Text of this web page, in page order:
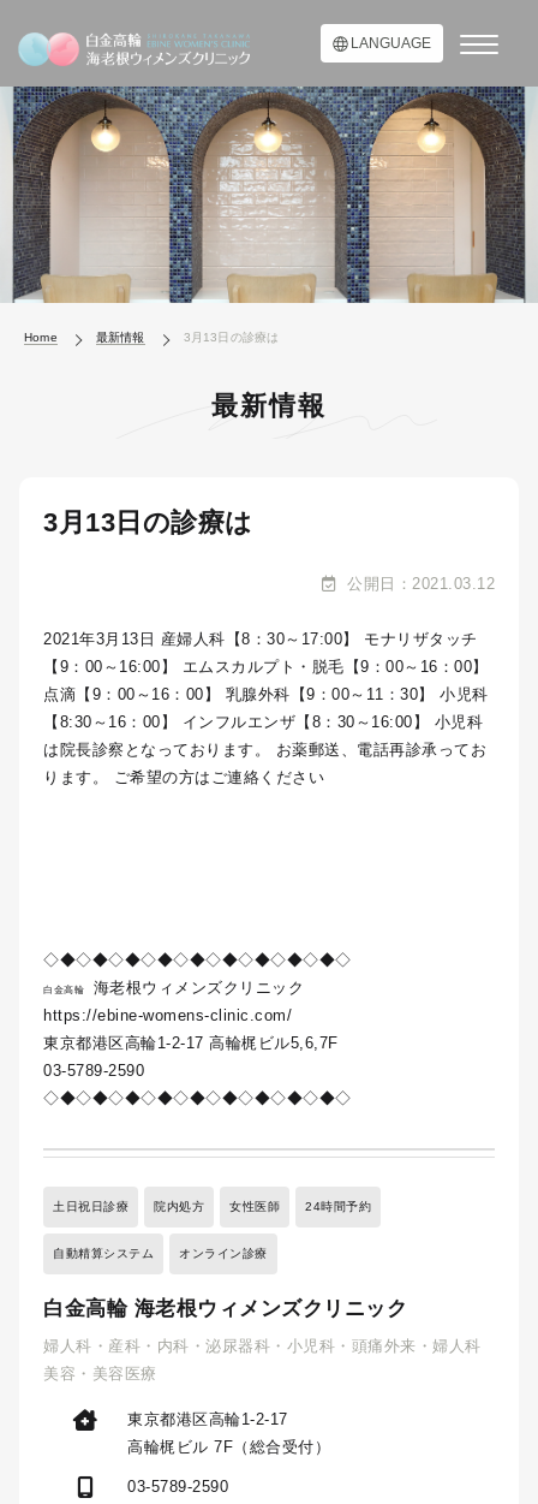
LANGUAGE
Home 最新情報 3月13日の診療は
最新情報
3月13日の診療は
公開日：2021.03.12
2021年3月13日 産婦人科【8：30～17:00】 モナリザタッチ
【9：00～16:00】 エムスカルプト・脱毛【9：00～16：00】
点滴【9：00～16：00】 乳腺外科【9：00～11：30】 小児科
【8:30～16：00】 インフルエンザ【8：30～16:00】 小児科
は院長診察となっております。 お薬郵送、電話再診承ってお
ります。 ご希望の方はご連絡ください
◇◆◇◆◇◆◇◆◇◆◇◆◇◆◇◆◇◆◇
白金高輪
海老根ウィメンズクリニック
https://ebine-womens-clinic.com/
東京都港区高輪1-2-17 高輪梶ビル5,6,7F
03-5789-2590
◇◆◇◆◇◆◇◆◇◆◇◆◇◆◇◆◇◆◇
土日祝日診療 院内処方 女性医師 24時間予約
自動精算システム オンライン診療
白金高輪 海老根ウィメンズクリニック
婦人科・産科・内科・泌尿器科・小児科・頭痛外来・婦人科
美容・美容医療
東京都港区高輪1-2-17
高輪梶ビル 7F（総合受付）
03-5789-2590